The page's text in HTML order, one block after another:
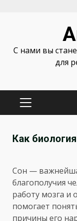
С нами вы
для
ОСНОВНОЕ
Как
Сон —
благополучия
работу мозга и
помогает
причины его